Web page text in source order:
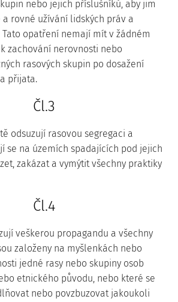
nebo jejich příslušníků, aby jim
rovné užívání lidských práv a
opatření nemají mít v žádném
zachování nerovnosti nebo
rasových skupin po dosažení
přijata.
Čl.3
odsuzují rasovou segregaci a
se na územích spadajících pod jejich
zakázat a vymýtit všechny praktiky
Čl.4
veškerou propagandu a všechny
založeny na myšlenkách nebo
jedné rasy nebo skupiny osob
etnického původu, nebo které se
nebo povzbuzovat jakoukoli